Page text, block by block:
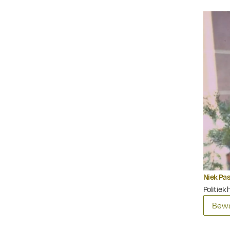
Niek Pas
Politiek